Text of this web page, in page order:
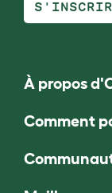
À propos
Comment